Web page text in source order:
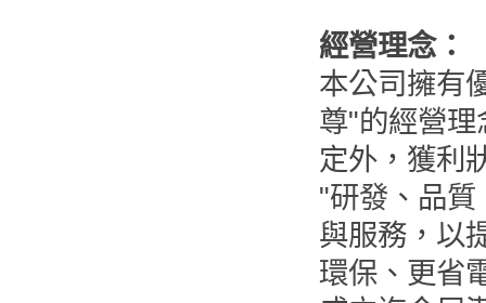
經營理念：
本公司擁有
尊"的經營
定外，獲利
"研發、品
與服務，以
環保、更省